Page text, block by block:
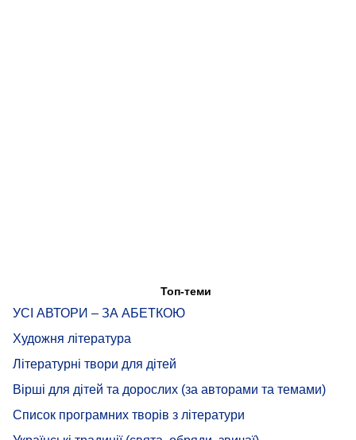
Топ-теми
УСІ АВТОРИ – ЗА АБЕТКОЮ
Художня література
Літературні твори для дітей
Вірші для дітей та дорослих (за авторами та темами)
Список програмних творів з літератури